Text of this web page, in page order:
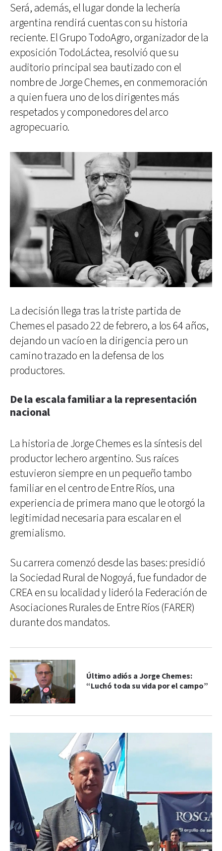
Será, además, el lugar donde la lechería
argentina rendirá cuentas con su historia
reciente. El Grupo TodoAgro, organizador de la
exposición TodoLáctea, resolvió que su
auditorio principal sea bautizado con el
nombre de Jorge Chemes, en conmemoración
a quien fuera uno de los dirigentes más
respetados y componedores del arco
agropecuario.
La decisión llega tras la triste partida de
Chemes el pasado 22 de febrero, a los 64 años,
dejando un vacío en la dirigencia pero un
camino trazado en la defensa de los
productores.
De la escala familiar a la representación
nacional
La historia de Jorge Chemes es la síntesis del
productor lechero argentino. Sus raíces
estuvieron siempre en un pequeño tambo
familiar en el centro de Entre Ríos, una
experiencia de primera mano que le otorgó la
legitimidad necesaria para escalar en el
gremialismo.
Su carrera comenzó desde las bases: presidió
la Sociedad Rural de Nogoyá, fue fundador de
CREA en su localidad y lideró la Federación de
Asociaciones Rurales de Entre Ríos (FARER)
durante dos mandatos.
Último adiós a Jorge Chemes:
“Luchó toda su vida por el campo”